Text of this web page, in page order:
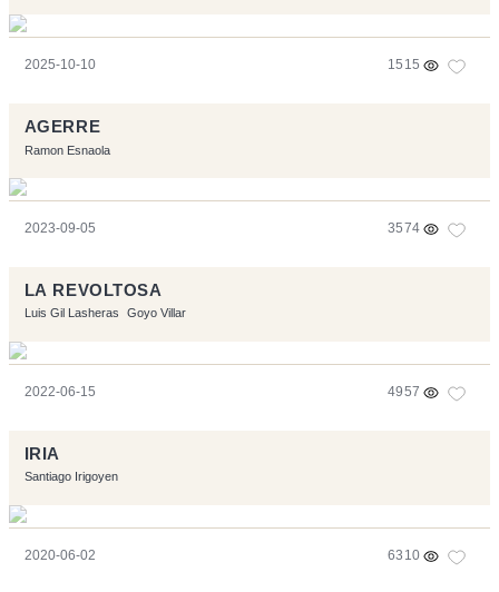
2025-10-10 1515
AGERRE
Ramon Esnaola
2023-09-05 3574
LA REVOLTOSA
Luis Gil Lasheras Goyo Villar
2022-06-15 4957
IRIA
Santiago Irigoyen
2020-06-02 6310